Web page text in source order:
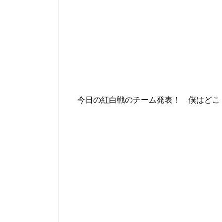
今日の紅白戦のチーム発表！ 僕はどこ